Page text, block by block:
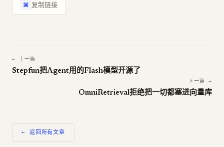
⌘ 复制链接
← 上一篇
Stepfun把Agent用的Flash模型开源了
下一篇 →
OmniRetrieval拒绝把一切都塞进向量库
← 返回所有文章